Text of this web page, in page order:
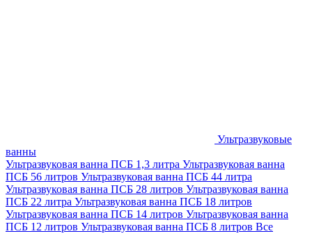
Ультразвуковые
ванны
Ультразвуковая ванна ПСБ 1,3 литра Ультразвуковая ванна
ПСБ 56 литров Ультразвуковая ванна ПСБ 44 литра
Ультразвуковая ванна ПСБ 28 литров Ультразвуковая ванна
ПСБ 22 литра Ультразвуковая ванна ПСБ 18 литров
Ультразвуковая ванна ПСБ 14 литров Ультразвуковая ванна
ПСБ 12 литров Ультразвуковая ванна ПСБ 8 литров Все